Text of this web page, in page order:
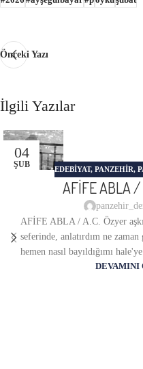
Önceki Yazı
İlgili Yazılar
04
ŞUB EDEBİYAT, PANZEHİR,
AFİFE ABLA /
AFİFE ABLA / A.C. Özyer
seferinde, anlatırdım ne
hemen nasıl bayıldığımı
DEVAMINI